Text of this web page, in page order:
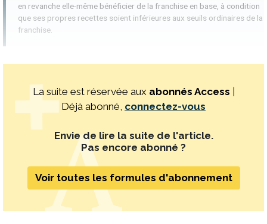
en revanche elle-même bénéficier de la franchise en base, à condition
que ses propres recettes soient inférieures aux seuils ordinaires de la
franchise.
La suite est réservée aux abonnés Access |
Déjà abonné, connectez-vous
Envie de lire la suite de l'article.
Pas encore abonné ?
Voir toutes les formules d'abonnement